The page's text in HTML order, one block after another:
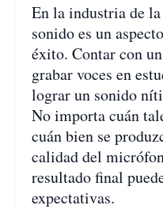
En la industria de
sonido es un
éxito. Contar con
grabar voces en
lograr un sonido
No importa cuán
cuán bien se
calidad del
resultado final
expectativas.